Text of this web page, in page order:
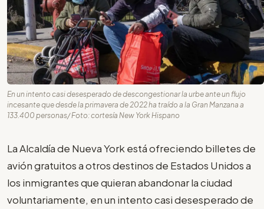
En un intento casi desesperado de descongestionar la urbe ante un flujo
incesante que desde la primavera de 2022 ha traído a la Gran Manzana a
133.400 personas/ Foto: cortesía New York Hispano
La Alcaldía de Nueva York está ofreciendo billetes de
avión gratuitos a otros destinos de Estados Unidos a
los inmigrantes que quieran abandonar la ciudad
voluntariamente, en un intento casi desesperado de